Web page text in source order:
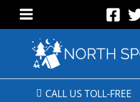
CALL US TOLL-FREE